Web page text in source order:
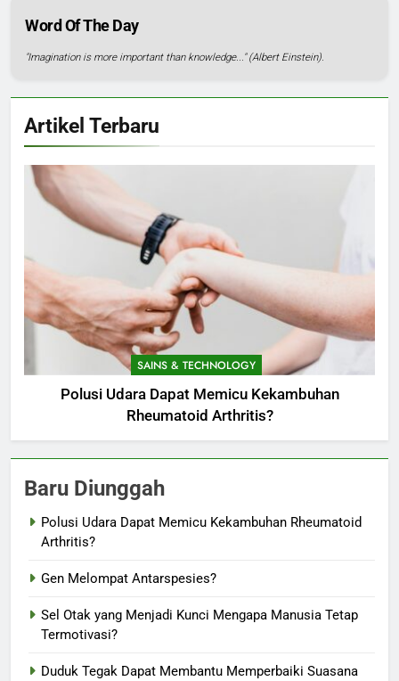
Word Of The Day
"Imagination is more important than knowledge..." (Albert Einstein).
Artikel Terbaru
SAINS & TECHNOLOGY
Polusi Udara Dapat Memicu Kekambuhan
Rheumatoid Arthritis?
Baru Diunggah
Polusi Udara Dapat Memicu Kekambuhan Rheumatoid
Arthritis?
Gen Melompat Antarspesies?
Sel Otak yang Menjadi Kunci Mengapa Manusia Tetap
Termotivasi?
Duduk Tegak Dapat Membantu Memperbaiki Suasana